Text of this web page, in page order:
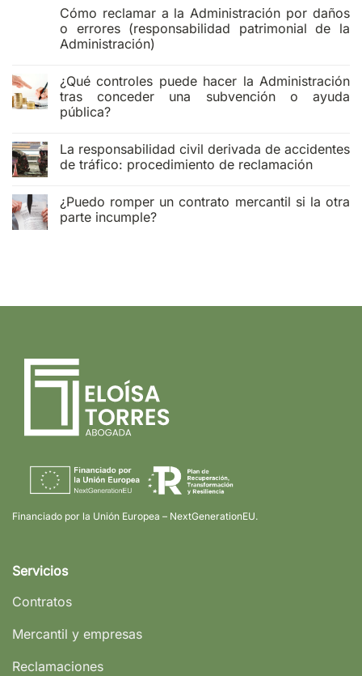
comentarios
en
¿Qué
hacer
deniegan
una
subvención
pública?
Recurso
Cómo reclamar a la Administración por daños
o errores (responsabilidad patrimonial de la
Administración)
comentarios
en
Cómo
reclamar
Administración
por
daños
(responsabilidad
patrimonial
de
¿Qué controles puede hacer la Administración
tras conceder una subvención o ayuda
pública?
comentarios
en
¿Qué
hacer
la
Administración
La responsabilidad civil derivada de accidentes
de tráfico: procedimiento de reclamación
comentarios
en
La
procedimiento
¿Puedo romper un contrato mercantil si la otra
parte incumple?
contrato
parte
incumple?
Financiado por la Unión Europea – NextGenerationEU.
Servicios
Contratos
Mercantil y empresas
Reclamaciones